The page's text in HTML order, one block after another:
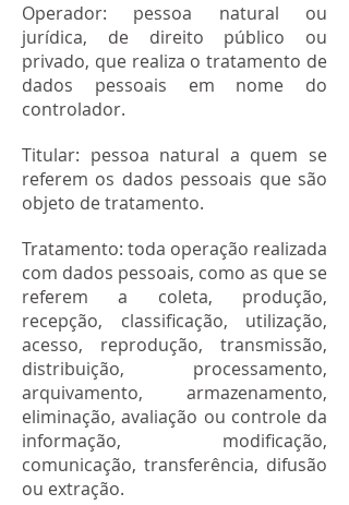
Operador: pessoa natural ou
jurídica, de direito público ou
privado, que realiza o tratamento de
dados pessoais em nome do
controlador.
Titular: pessoa natural a quem se
referem os dados pessoais que são
objeto de tratamento.
Tratamento: toda operação realizada
com dados pessoais, como as que se
referem a coleta, produção,
recepção, classificação, utilização,
acesso, reprodução, transmissão,
distribuição, processamento,
arquivamento, armazenamento,
eliminação, avaliação ou controle da
informação, modificação,
comunicação, transferência, difusão
ou extração.